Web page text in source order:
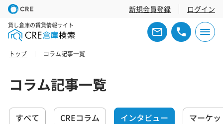
新規会員登録 ログイン
貸し倉庫の賃貸情報サイト
トップ コラム記事一覧
コラム記事一覧
すべて CREコラム インタビュー マーケ